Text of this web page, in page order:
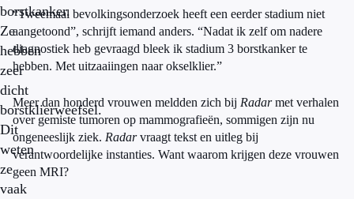
borstkanker.
Ze
hebben
zeer
dicht
borstklierweefsel.
Dit
weten
ze
vaak
“Tweemaal bevolkingsonderzoek heeft een eerder stadium niet
aangetoond”, schrijft iemand anders. “Nadat ik zelf om nadere
diagnostiek heb gevraagd bleek ik stadium 3 borstkanker te
hebben. Met uitzaaiingen naar okselklier.”
Meer dan honderd vrouwen meldden zich bij Radarmet verhalen
over gemiste tumoren op mammografieën, sommigen zijn nu
ongeneeslijk ziek. Radarvraagt tekst en uitleg bij
verantwoordelijke instanties. Want waarom krijgen deze vrouwen
geen MRI?